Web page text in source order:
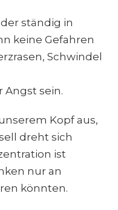
ständig in
keine Gefahren
Schwindel
sein.
Kopf aus,
dreht sich
ist
nur an
könnten.